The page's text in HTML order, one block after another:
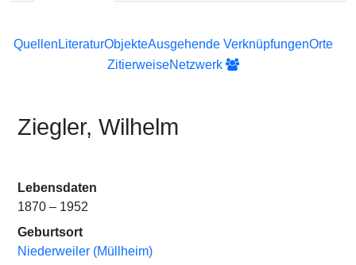
Quellen LiteraturObjekteAusgehende VerknüpfungenOrte
ZitierweiseNetzwerk
Ziegler, Wilhelm
Lebensdaten
1870 – 1952
Geburtsort
Niederweiler (Müllheim)